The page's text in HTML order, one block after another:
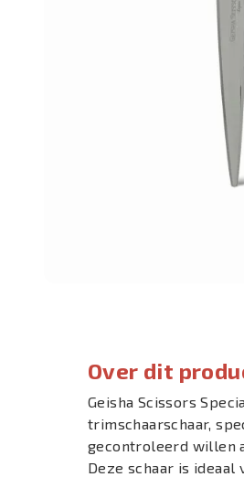
Over dit
Geisha Scissors
trimschaarschaar,
gecontroleerd willen
Deze schaar is